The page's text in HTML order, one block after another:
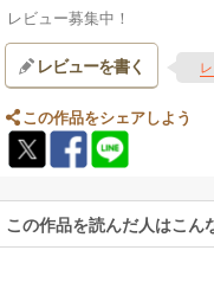
レビュー募集中！
レビューを書く
この作品をシェアしよう
この作品を読んだ人はこん